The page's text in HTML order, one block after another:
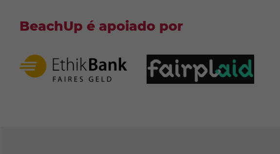
BeachUp é apoiado por